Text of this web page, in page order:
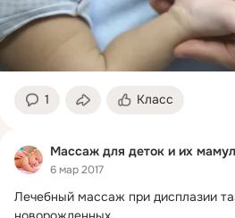
1 Класс
Массаж для деток и их
6 мар 2017
Лечебный массаж при дисплазии